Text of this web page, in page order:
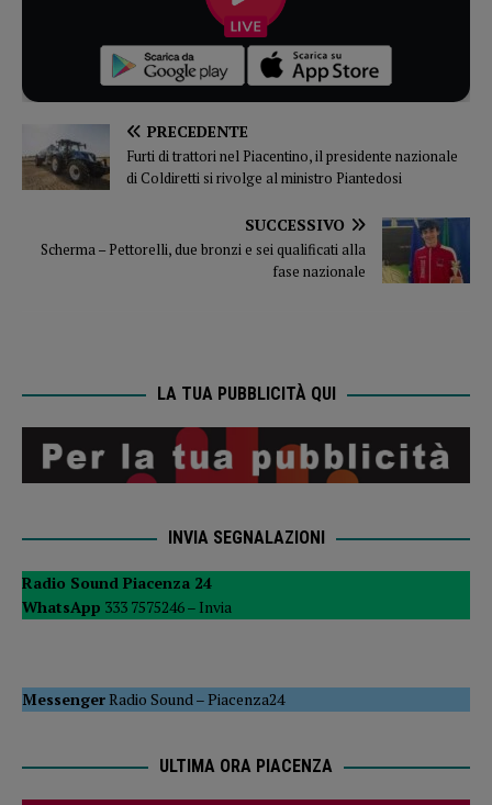
PRECEDENTE
Furti di trattori nel Piacentino, il presidente nazionale
di Coldiretti si rivolge al ministro Piantedosi
SUCCESSIVO
Scherma – Pettorelli, due bronzi e sei qualificati alla
fase nazionale
LA TUA PUBBLICITÀ QUI
INVIA SEGNALAZIONI
Radio Sound Piacenza 24
WhatsApp 333 7575246 – Invia
MessengerRadio Sound –Piacenza24
ULTIMA ORA PIACENZA